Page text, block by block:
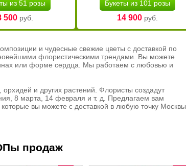
из 51 розы
500руб.
Букеты из 101 розы
14 900руб.
и чудесные свежие цветы с доставкой по
флористическими трендами. Вы можете
или форме сердца. Мы работаем с любовью и
и других растений. Флористы создадут
8 марта, 14 февраля и т. д. Предлагаем вам
вы можете с доставкой в любую точку Москвы.
продаж